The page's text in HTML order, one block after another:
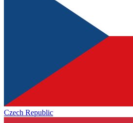
Czech Republic